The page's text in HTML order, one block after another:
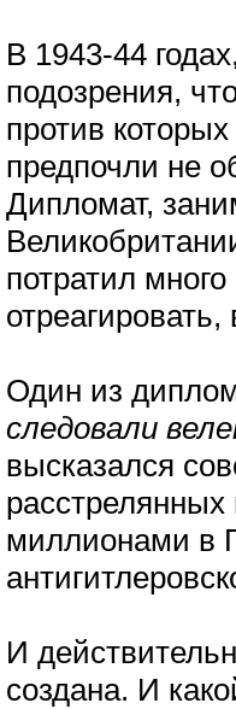
В 1943-44
подозрения,
против
предпочли не
Дипломат,
потратил
отреагировать,
Один из
следовали
высказался
миллионами в
И
создана. И